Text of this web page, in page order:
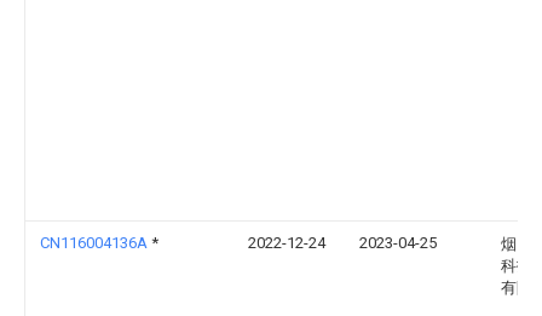
CN116004136A * 2022-12-24 2023-04-25
烟台
科技
有限